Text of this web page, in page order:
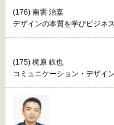
(176) 南雲 治嘉
デザインの本質を学びビジネ
(175) 梶原 鉄也
コミュニケーション・デザイ